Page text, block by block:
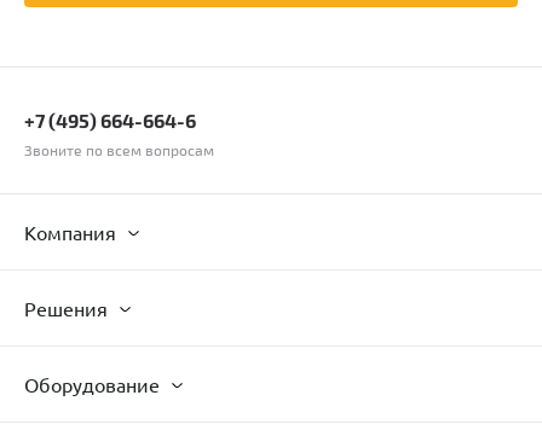
+7 (495) 664-664-6
Звоните по всем вопросам
Компания
Решения
Оборудование